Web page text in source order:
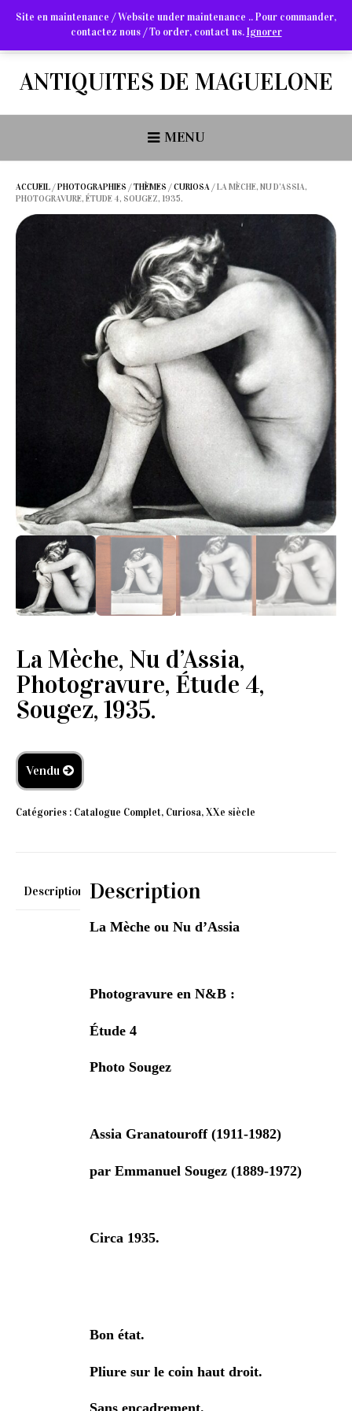
Arts Graphiques & Livres Anciens
ANTIQUITES DE MAGUELONE
MENU
ACCUEIL /PHOTOGRAPHIES /THÈMES /CURIOSA / LA MÈCHE, NU D’ASSIA,
PHOTOGRAVURE, ÉTUDE 4, SOUGEZ, 1935.
La Mèche, Nu d’Assia,
Photogravure, Étude 4,
Sougez, 1935.
Vendu
Catégories : Catalogue Complet, Curiosa,XXe siècle
Description Description
La Mèche ou Nu d’Assia
Photogravure en N&B :
Étude 4
Photo Sougez
Assia Granatouroff (1911-1982)
par Emmanuel Sougez (1889-1972)
Circa 1935.
Bon état.
Pliure sur le coin haut droit.
Site en maintenance / Website under maintenance .. Pour commander,
contactez nous / To order, contact us.Ignorer